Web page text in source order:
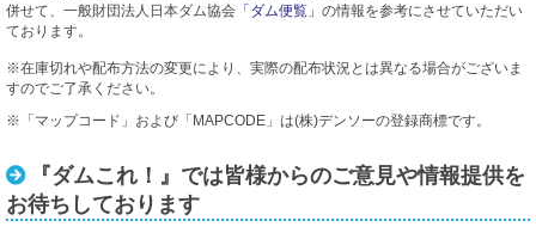
併せて、一般財団法人日本ダム協会 「ダム便覧」 の情報を参考にさせていただい
ております。
※在庫切れや配布方法の変更により、実際の配布状況とは異なる場合がございま
すのでご了承ください。
※「マップコード」および「MAPCODE」は(株)デンソーの登録商標です。
『ダムこれ！』では皆様からのご意見や情報提供を
お待ちしております